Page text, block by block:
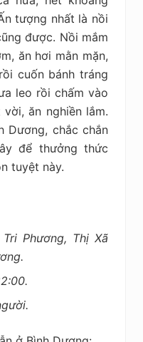
tượng nhất là nồi
được. Nồi mắm
ăn hơi mằn mặn,
cuốn bánh tráng
leo rồi chấm vào
ăn nghiền lắm.
Dương, chắc chắn
để thưởng thức
tuyệt này.
Phương, Thị Xã